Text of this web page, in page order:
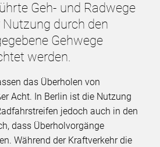
Geh- und Radwege
durch den
Gehwege
werden.
das Überholen von
Acht. In Berlin ist die Nutzung
jedoch auch in den
dass Überholvorgänge
Während der Kraftverkehr die